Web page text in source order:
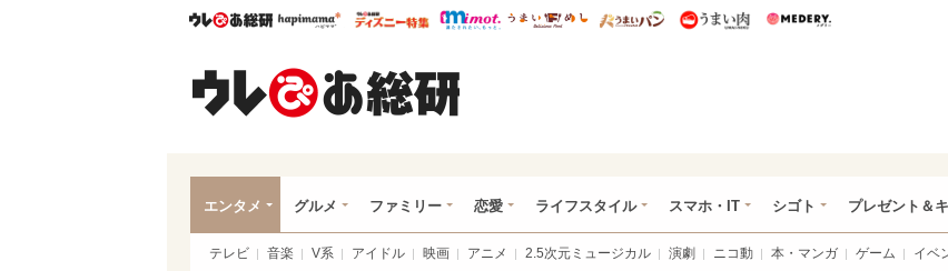
ウレぴあ総研ハピママ* ウレぴあ総研 ディズニー特集
mimot. うまいめし うまいパン うまい肉
エンタメ グルメ ファミリー 恋愛 ライフスタイル スマホ・IT シゴト プレゼント＆
テレビ 音楽 V系 アイドル 映画 アニメ 2.5次元ミュージカル 演劇 ニコ動 本・マンガ ゲーム イベ